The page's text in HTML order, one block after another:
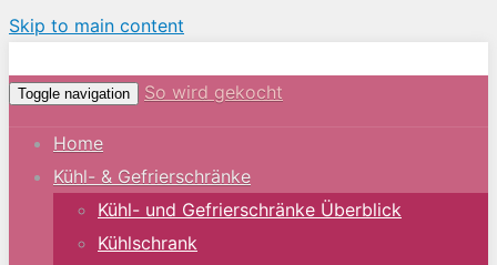
Skip to main content
Toggle navigation So wird gekocht
Home
Kühl- & Gefrierschränke
Kühl- und Gefrierschränke Überblick
Kühlschrank